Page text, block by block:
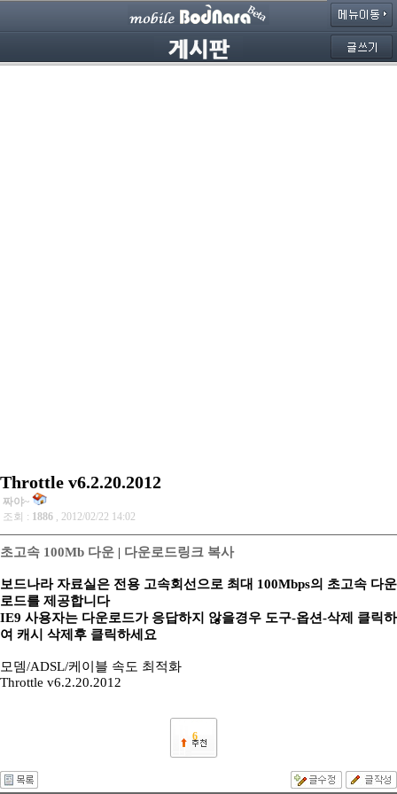
Throttle v6.2.20.2012
짜야~
조회 : 1886 , 2012/02/22 14:02
초고속 100Mb 다운 | 다운로드링크 복사
보드나라 자료실은 전용 고속회선으로 최대 100Mbps의 초고속 다운
로드를 제공합니다
IE9 사용자는 다운로드가 응답하지 않을경우 도구-옵션-삭제 클릭하
여 캐시 삭제후 클릭하세요
모뎀/ADSL/케이블 속도 최적화
Throttle v6.2.20.2012
6